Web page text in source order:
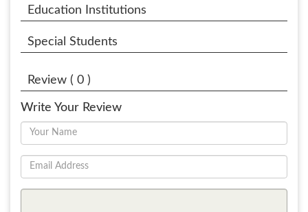
Education Institutions
Special Students
Review ( 0 )
Write Your Review